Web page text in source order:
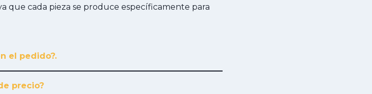
que cada pieza se produce específicamente para
el pedido?.
precio?